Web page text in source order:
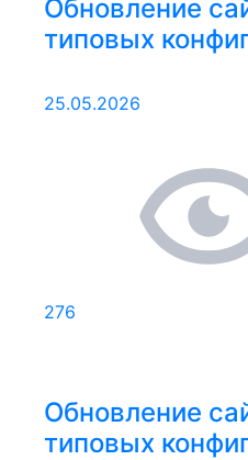
Обновление
типовых
25.05.2026
276
Обновление
типовых